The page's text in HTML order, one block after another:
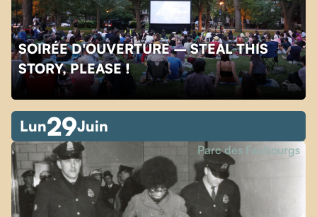
SOIRÉE D'OUVERTURE – STEAL THIS
STORY, PLEASE !
Lun29Juin
Parc des Faubourgs